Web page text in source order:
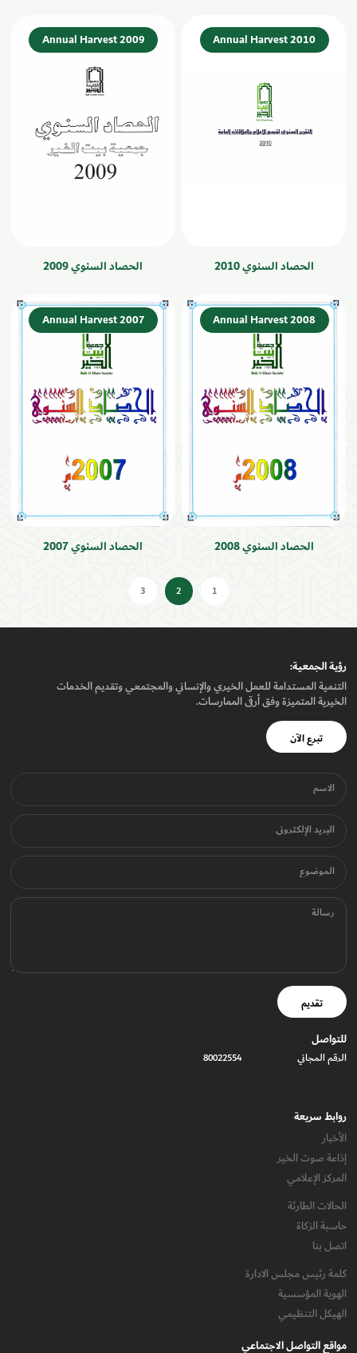
Annual Harvest 2010
الحصاد السنوي 2010
Annual Harvest 2009
الحصاد السنوي 2009
Annual Harvest 2008
الحصاد السنوي 2008
Annual Harvest 2007
الحصاد السنوي 2007
1
2
3
رؤيـة الجمعيـة:
التنمية المستدامة للعمل الخيري والإنساني والمجتمعي وتقديم الخدمات
الخيرية المتميزة وفق أرقى الممارسات.
تبرع الآن
الاسم
البريد الإلكتروني
الموضوع
رسالة
تقديم
للتواصل
الرقم المجاني 80022554
روابط سريعة
الأخبار
إذاعة صوت الخير
المركز الإعلامي
الحالات الطارئة
حاسبة الزكاة
اتصل بنا
كلمة رئيس مجلس الادارة
الهوية المؤسسية
الهيكل التنظيمي
مواقع التواصل الاجتماعي